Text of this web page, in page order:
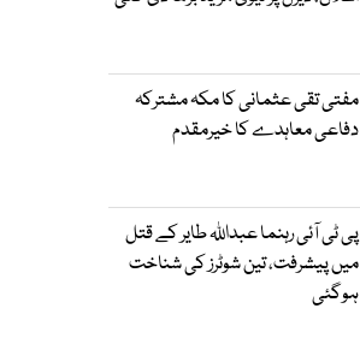
مفتی تقی عثمانی کا مکہ مشترکہ
دفاعی معاہدے کا خیرمقدم
پی ٹی آئی رہنما عبداللہ طایر کے قتل
میں پیشرفت، تین شوٹرز کی شناخت
ہوگئی